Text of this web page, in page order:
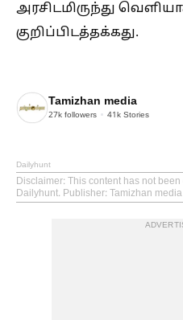
அரசிடமிருந்து
குறிப்பிடத்தக்கது.
Tamizhan media
27k followers 41k Stories
Dailyhunt
Disclaimer: This content has not
Dailyhunt. Publisher: Tamizhan media